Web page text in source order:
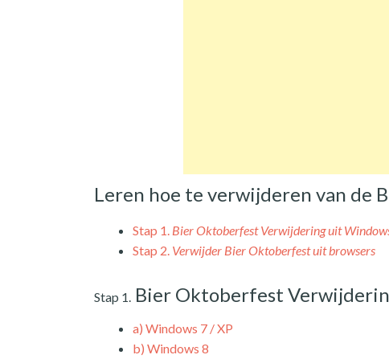
Leren hoe te verwijderen van de
Stap 1. Bier Oktoberfest Verwijdering uit
Stap 2. Verwijder Bier Oktoberfest uit browsers
Stap 1. Bier Oktoberfest
a) Windows 7 / XP
b) Windows 8